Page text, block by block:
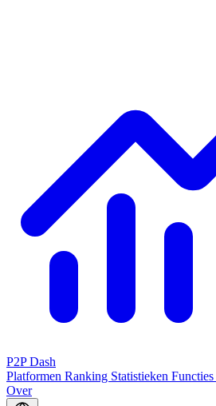
P2P Dash
Platformen Ranking Statistieken Functies
Over